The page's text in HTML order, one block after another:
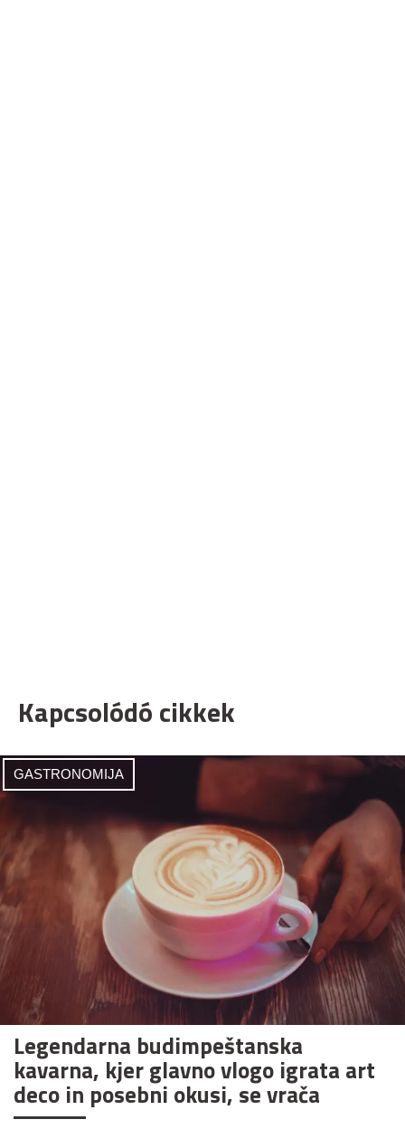
Kapcsolódó cikkek
GASTRONOMIJA
Legendarna budimpeštanska
kavarna, kjer glavno vlogo igrata art
deco in posebni okusi, se vrača